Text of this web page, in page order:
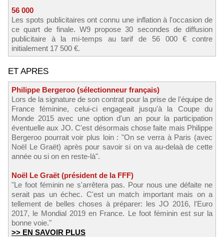
56 000
Les spots publicitaires ont connu une inflation à l'occasion de
ce quart de finale. W9 propose 30 secondes de diffusion
publicitaire à la mi-temps au tarif de 56 000 € contre
initialement 17 500 €.
ET APRES
Philippe Bergeroo (sélectionneur français)
Lors de la signature de son contrat pour la prise de l'équipe de
France féminine, celui-ci engageait jusqu'à la Coupe du
Monde 2015 avec une option d'un an pour la participation
éventuelle aux JO. C'est désormais chose faite mais Philippe
Bergeroo pourrait voir plus loin : "On se verra à Paris (avec
Noël Le Graët) après pour savoir si on va au-delaà de cette
année ou si on en reste-là".
Noël Le Graët (président de la FFF)
"Le foot féminin ne s'arrêtera pas. Pour nous une défaite ne
serait pas un échec. C'est un match important mais on a
tellement de belles choses à préparer: les JO 2016, l'Euro
2017, le Mondial 2019 en France. Le foot féminin est sur la
bonne voie."
>> EN SAVOIR PLUS